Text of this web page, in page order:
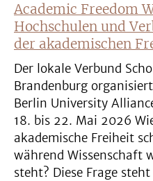
Academic Freedom
Hochschulen und
der akademischen
Der lokale Verbund
Brandenburg
Berlin University
18. bis 22. Mai 2026
akademische Freiheit
während Wissenschaft
steht? Diese Frage